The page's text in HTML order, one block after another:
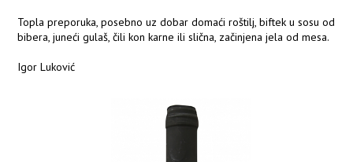
Topla preporuka, posebno uz dobar domaći roštilj, biftek u sosu od
bibera, juneći gulaš, čili kon karne ili slična, začinjena jela od mesa.
Igor Luković